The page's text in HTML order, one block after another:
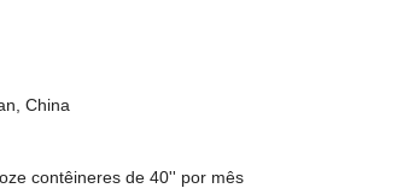
China
contêineres de 40'' por mês